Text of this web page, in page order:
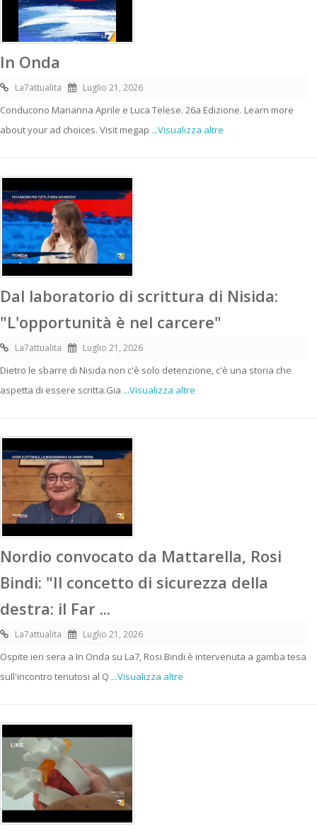
In Onda
La7attualita Luglio 21, 2026
Conducono Marianna Aprile e Luca Telese. 26a Edizione. Learn more
about your ad choices. Visit megap ...Visualizza altre
Dal laboratorio di scrittura di Nisida:
"L'opportunità è nel carcere"
La7attualita Luglio 21, 2026
Dietro le sbarre di Nisida non c'è solo detenzione, c'è una storia che
aspetta di essere scritta.Gia ...Visualizza altre
Nordio convocato da Mattarella, Rosi
Bindi: "Il concetto di sicurezza della
destra: il Far ...
La7attualita Luglio 21, 2026
Ospite ieri sera a In Onda su La7, Rosi Bindi è intervenuta a gamba tesa
sull'incontro tenutosi al Q ...Visualizza altre